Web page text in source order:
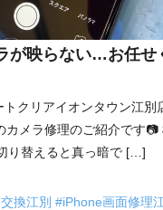
が映らない…お任せ
トクリアイオンタウン江別
カメラ修理のご紹介です📷
り替えると真っ暗で […]
交換江別#iPhone画面修理